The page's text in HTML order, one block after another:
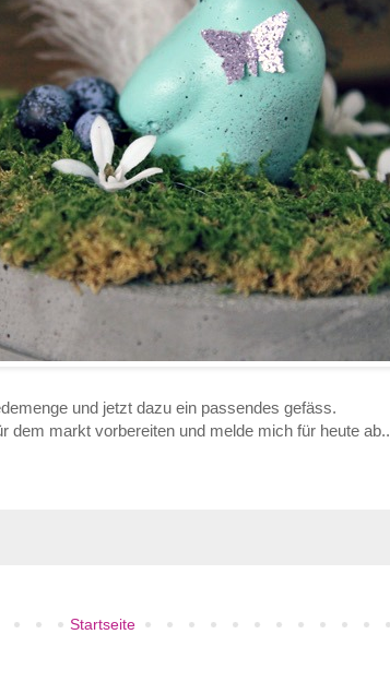
und jetzt dazu ein passendes gefäss.
dem markt vorbereiten und melde mich für heute ab..
Startseite